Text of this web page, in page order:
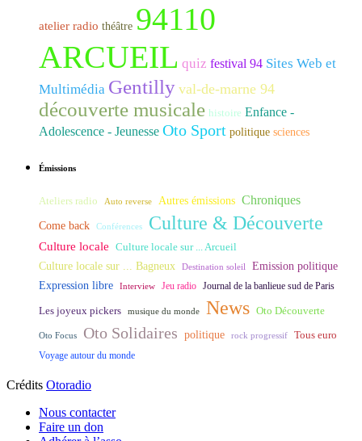
atelier radio théâtre 94110
ARCUEIL quiz festival 94 Sites Web et
Multimédia Gentilly val-de-marne 94
découverte musicale histoire Enfance -
Adolescence - Jeunesse Oto Sport politique sciences
Émissions
Ateliers radio Auto reverse Autres émissions Chroniques
Come back Conférences Culture & Découverte
Culture locale Culture locale sur ... Arcueil
Culture locale sur ... Bagneux Destination soleil Emission politique
Expression libre Interview Jeu radio Journal de la banlieue sud de Paris
Les joyeux pickers musique du monde News Oto Découverte
Oto Focus Oto Solidaires politique rock progressif Tous euro
Voyage autour du monde
Crédits Otoradio
Nous contacter
Faire un don